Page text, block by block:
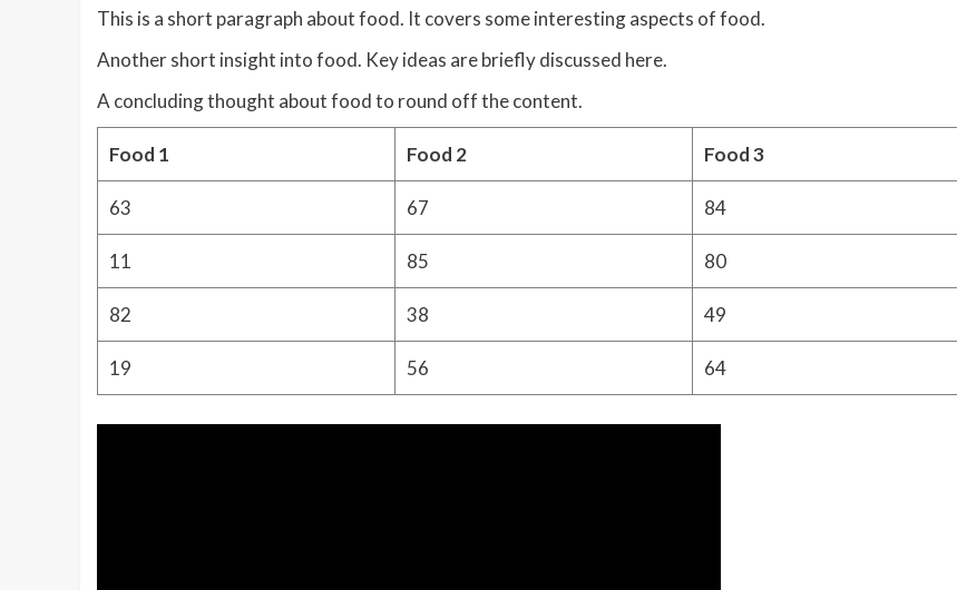
This is a short paragraph about food. It covers some interesting aspects of food.
Another short insight into food. Key ideas are briefly discussed here.
A concluding thought about food to round off the content.
Food 1 Food 2 Food 3
63 67 84
11 85 80
82 38 49
19 56 64